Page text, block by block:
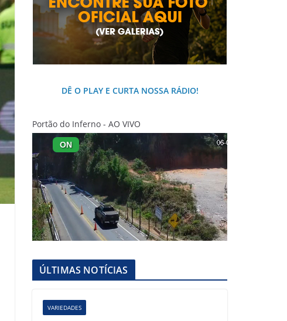
DÊ O PLAY E CURTA NOSSA RÁDIO!
Portão do Inferno - AO VIVO
ÚLTIMAS NOTÍCIAS
VARIEDADES